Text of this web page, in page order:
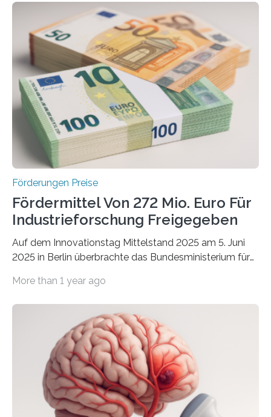
Förderungen Preise
Fördermittel Von 272 Mio. Euro Für
Industrieforschung Freigegeben
Auf dem Innovationstag Mittelstand 2025 am 5. Juni
2025 in Berlin überbrachte das Bundesministerium für
Überplanmäßige Verpflichtungsermächtigungen in
Woche vom Haushaltsausschuss freigegeben – unter
anderem zur Unterstützung der
Industrieforschungsprogramme Industrielle
Gemeinschaftsforschung (IGF), Zentrales
Innovationsprogramm Mittelstand (ZIM) und
Innovationskompetenz INNO-KOM. Auf dem
Innovationstag Mittelstand 2025 am 5. Juni 2025 in
More than 1 year ago